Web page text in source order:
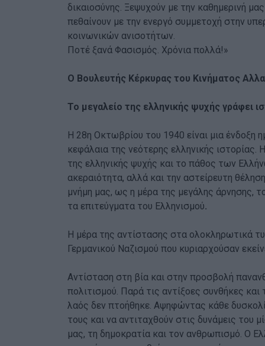
δικαιοσύνης. Ξεψυχούν με την καθημερινή
πεθαίνουν με την ενεργό συμμετοχή στην
κοινωνικών ανισοτήτων.
Ποτέ ξανά Φασισμός. Χρόνια πολλά!»
Ο Βουλευτής Κέρκυρας του Κινήματος
Το μεγαλείο της ελληνικής ψυχής γράφει
Η 28η Οκτωβρίου του 1940 είναι μια ένδοξη
κεφάλαια της νεότερης ελληνικής ιστορίας.
της ελληνικής ψυχής και το πάθος των
ακεραιότητα, αλλά και την αστείρευτη
μνήμη μας, ως η μέρα της μεγάλης άρνησης,
τα επιτεύγματα του Ελληνισμού.
Η μέρα της αντίστασης στα ολοκληρωτικά
Γερμανικού Ναζισμού που κυριαρχούσαν
Αντίσταση στη βία και στην προσβολή
πολιτισμού. Παρά τις αντίξοες συνθήκες
λαός δεν πτοήθηκε. Αψηφώντας κάθε
τους και να αντιταχθούν στις δυνάμεις του
μας, τη δημοκρατία και τον ανθρωπισμό. Ο